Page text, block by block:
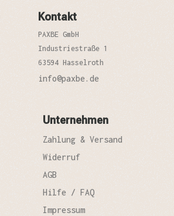
Kontakt
PAXBE GmbH
Industriestraße 1
63594 Hasselroth
info@paxbe.de
Unternehmen
Zahlung & Versand
Widerruf
AGB
Hilfe / FAQ
Impressum